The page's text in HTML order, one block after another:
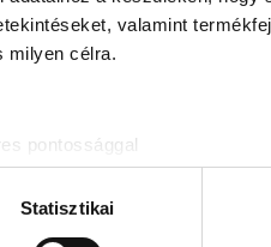
valamint
milyen célra.
pontossággal
(ujjlenyomat) aktív
meg preferenciáit a
Statisztikai